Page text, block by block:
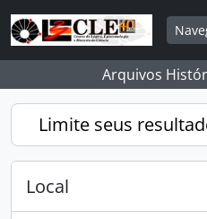
Skip to main content
Arquivos
Limite seus
Local